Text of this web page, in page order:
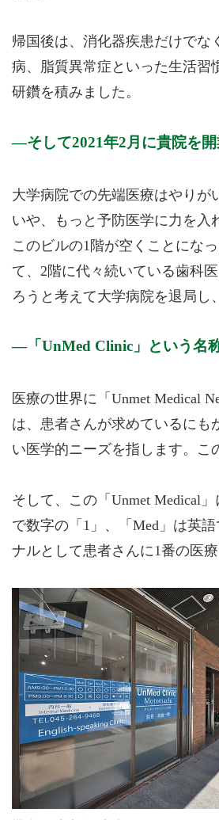
帰国後は、消化器疾患だけでな
病、脂質異常症といった生活習
研鑽を積みました。
そして2021年2月に貴院を開
大学病院での先端医療はやりが
いや、もっと予防医学に力を入
このビルの1階が空くことにな
て、2階に代々続いている歯科
ろうと考えて大学病院を退局し
「UnMed Clinic」という名
医療の世界に「Unmet Medical
は、患者さんが求めているにも
い医学的ニーズを指します。こ
そして、この「Unmet Medical
で数字の「1」、「Med」は英
ナルとして患者さんに1番の医